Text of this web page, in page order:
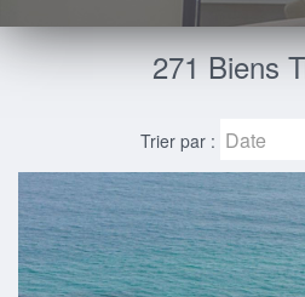
271 Biens
Trier par :